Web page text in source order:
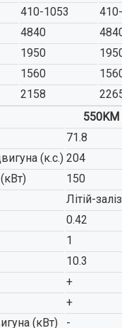
410-1053
4840
1950
1560
2158
550KM
71.8
(к.с.) 204
150
Літій-
0.42
1
10.3
+
+
(кВт)
-